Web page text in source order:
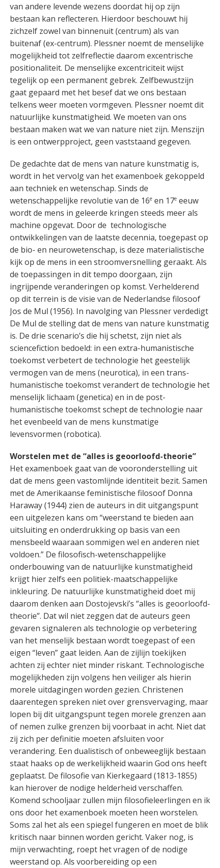
van andere levende wezens doordat hij op zijn
bestaan kan reflecteren. Hierdoor beschouwt hij
zichzelf zowel van binnenuit (centrum) als van
buitenaf (ex-centrum). Plessner noemt de menselijke
mogelijkheid tot zelfreflectie daarom excentrische
positionaliteit. De menselijke excentriciteit wijst
tegelijk op een permanent gebrek. Zelfbewustzijn
gaat gepaard met het besef dat we ons bestaan
telkens weer moeten vormgeven. Plessner noemt dit
natuurlijke kunstmatigheid. We moeten van ons
bestaan maken wat we van nature niet zijn. Menszijn
is een ontwerpproject, geen vaststaand gegeven.
De gedachte dat de mens van nature kunstmatig is,
wordt in het vervolg van het examenboek gekoppeld
aan techniek en wetenschap. Sinds de
wetenschappelijke revolutie van de 16e en 17e eeuw
wordt de mens in geleerde kringen steeds meer als
machine opgevat. Door de technologische
ontwikkelingen van de laatste decennia, toegepast op
de bio- en neurowetenschap, is deze materialistische
kijk op de mens in een stroomversnelling geraakt. Als
de toepassingen in dit tempo doorgaan, zijn
ingrijpende veranderingen op komst. Verhelderend
op dit terrein is de visie van de Nederlandse filosoof
Jos de Mul (1956). In navolging van Plessner verdedigt
De Mul de stelling dat de mens van nature kunstmatig
is. De drie scenario’s die hij schetst, zijn niet als
sciencefiction bedoeld: in een extra-humanistische
toekomst verbetert de technologie het geestelijk
vermogen van de mens (neurotica), in een trans-
humanistische toekomst verandert de technologie het
menselijk lichaam (genetica) en in de post-
humanistische toekomst schept de technologie naar
het evenbeeld van de mens kunstmatige
levensvormen (robotica).
Worstelen met de “alles is geoorloofd-theorie”
Het examenboek gaat van de vooronderstelling uit
dat de mens geen vastomlijnde identiteit bezit. Samen
met de Amerikaanse feministische filosoof Donna
Haraway (1944) zien de auteurs in dit uitgangspunt
een uitgelezen kans om “weerstand te bieden aan
uitsluiting en onderdrukking op basis van een
mensbeeld waaraan sommigen wel en anderen niet
voldoen.” De filosofisch-wetenschappelijke
onderbouwing van de natuurlijke kunstmatigheid
krijgt hier zelfs een politiek-maatschappelijke
inkleuring. De natuurlijke kunstmatigheid doet mij
daarom denken aan Dostojevski’s “alles is geoorloofd-
theorie”. Dat wil niet zeggen dat de auteurs geen
gevaren signaleren als technologie op verbetering
van het menselijk bestaan wordt toegepast of een
eigen “leven” gaat leiden. Aan de zijlijn toekijken
achten zij echter niet minder riskant. Technologische
mogelijkheden zijn volgens hen veiliger als hierin
morele uitdagingen worden gezien. Christenen
daarentegen spreken niet over grensvervaging, maar
lopen bij dit uitgangspunt tegen morele grenzen aan
of nemen zulke grenzen bij voorbaat in acht. Niet dat
zij zich per definitie moeten afsluiten voor
verandering. Een dualistisch of onbeweeglijk bestaan
staat haaks op de werkelijkheid waarin God ons heeft
geplaatst. De filosofie van Kierkegaard (1813-1855)
kan hierover de nodige helderheid verschaffen.
Komend schooljaar zullen mijn filosofieleerlingen en ik
ons door het examenboek moeten heen worstelen.
Soms zal het als een spiegel fungeren en moet de blik
kritisch naar binnen worden gericht. Vaker nog, is
mijn verwachting, roept het vragen of de nodige
weerstand op. Als voorbereiding op een